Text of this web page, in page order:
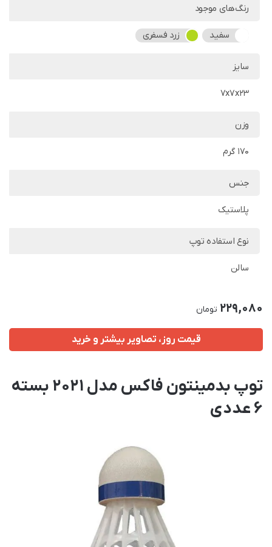
رنگ‌های موجود
سفید زرد فسفری
سایز
7x7x23
وزن
170 گرم
جنس
پلاستیک
نوع استفاده توپ
سالن
229,080 تومان
قیمت روز، تصاویر بیشتر و خرید
توپ بدمینتون فاکس مدل 2021 بسته
6 عددی